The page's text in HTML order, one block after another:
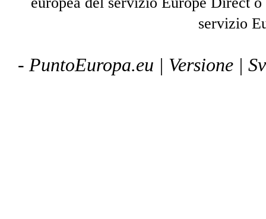
servizio
- PuntoEuropa.eu | Versione |